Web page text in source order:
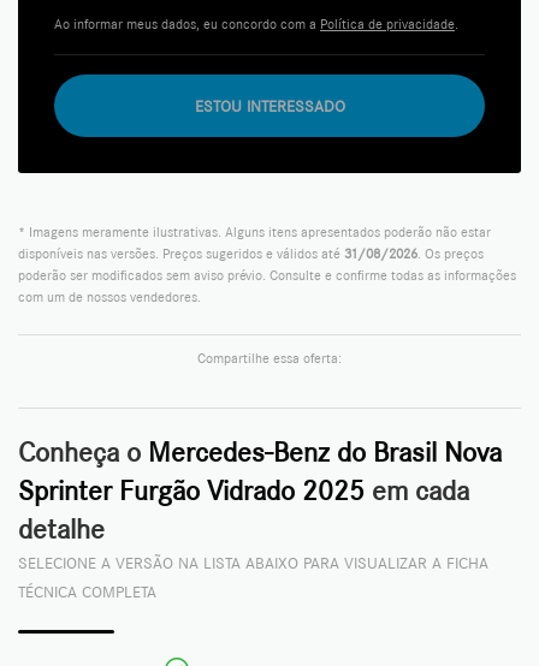
* Imagens meramente ilustrativas. Alguns itens apresentados poderão não estar
disponíveis nas versões. Preços sugeridos e válidos até 31/08/2026. Os preços
poderão ser modificados sem aviso prévio. Consulte e confirme todas as informações
com um de nossos vendedores.
Compartilhe essa oferta:
Ao informar meus dados, eu concordo com a Política de privacidade.
ESTOU INTERESSADO
Conheça o Mercedes-Benz do Brasil Nova
Sprinter Furgão Vidrado 2025 em cada
detalhe
SELECIONE A VERSÃO NA LISTA ABAIXO PARA VISUALIZAR A FICHA
TÉCNICA COMPLETA